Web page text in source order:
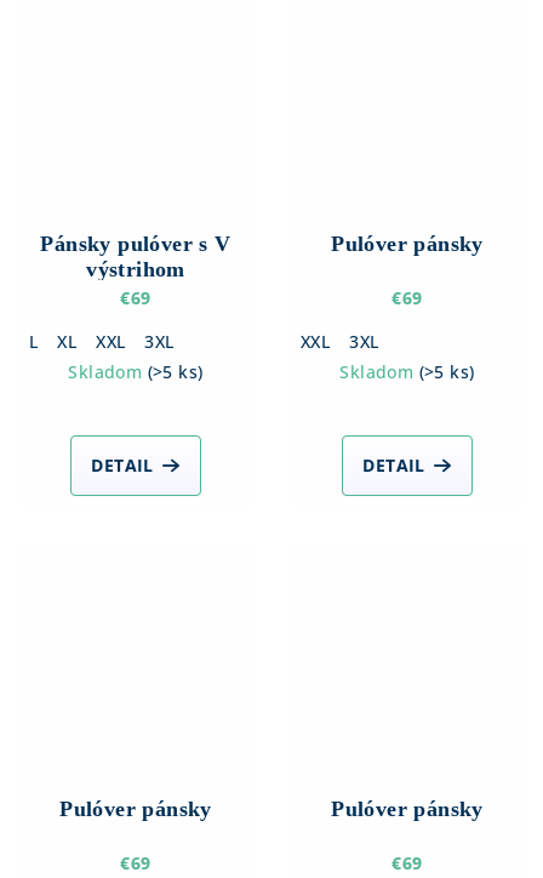
Pánsky pulóver s V
výstrihom
€69
L
XL XXL
3XL
Skladom (>5 ks)
DETAIL
Pulóver pánsky
€69
XXL
3XL
Skladom (>5 ks)
DETAIL
Pulóver pánsky
€69
Pulóver pánsky
€69